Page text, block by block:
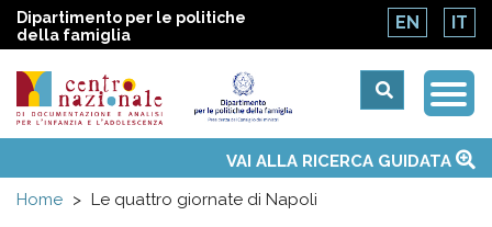
Dipartimento per le politiche
della famiglia
EN IT
Centro
nazionale
menu
Temi
Attività
Convenzione ONUVAI ALLA RICERCA GUIDATA
Home
Le quattro giornate di Napoli